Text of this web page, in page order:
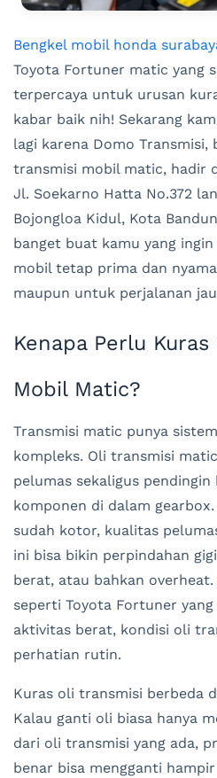
Bengkel mobil honda
Toyota Fortuner matic yang
terpercaya untuk urusan
kabar baik nih! Sekarang
lagi karena Domo Transmisi,
transmisi mobil matic, hadir
Jl. Soekarno Hatta No.372
Bojongloa Kidul, Kota
banget buat kamu yang
mobil tetap prima dan
maupun untuk perjalanan
Kenapa Perlu
Mobil Matic?
Transmisi matic punya
kompleks. Oli transmisi
pelumas sekaligus
komponen di dalam
sudah kotor, kualitas
ini bisa bikin perpindahan
berat, atau bahkan
seperti Toyota Fortuner
aktivitas berat, kondisi oli
perhatian rutin.
Kuras oli transmisi berbeda
Kalau ganti oli biasa hanya
dari oli transmisi yang ada,
benar bisa mengganti